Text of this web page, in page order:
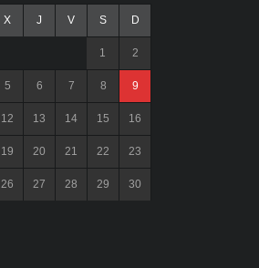
X J V S D
1 2
5 6 7 8 9
12 13 14 15 16
19 20 21 22 23
26 27 28 29 30